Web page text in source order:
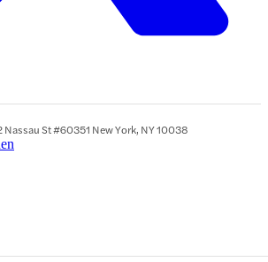
St #60351 New York, NY 10038